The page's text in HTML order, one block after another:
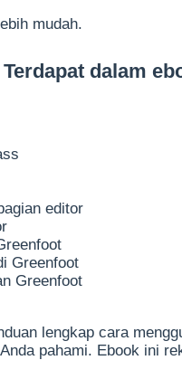
mudah.
dalam
editor
Greenfoot
Greenfoot
lengkap cara
pahami. Ebook ini